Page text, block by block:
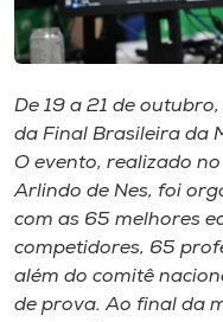
CPA
Biblioteca
Editora
Rádio
De 19 a 21 de
da Final Brasileira da
O evento, realizado
Arlindo de Nes, foi
com as 65 melhores
competidores, 65
além do comitê
de prova. Ao final da